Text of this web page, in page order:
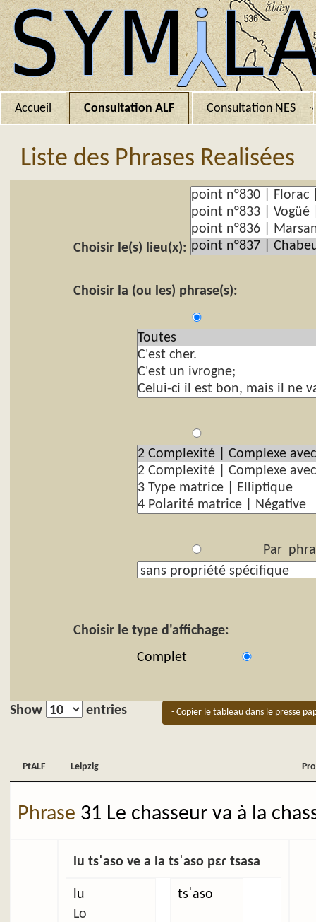
Accueil Consultation ALF Consultation NES
Liste des Phrases Realisées
Choisir le(s) lieu(x):
Choisir la (ou les) phrase(s):
Par
Choisir le type d'affichage:
Complet
Show entries - Copier le tableau dans le presse
PtALF Leipzig
Phrase 31 Le chasseur va à la
lu tsˈaso ve a la tsˈaso pɛɾ tsasa
lu
Lo
tsˈaso